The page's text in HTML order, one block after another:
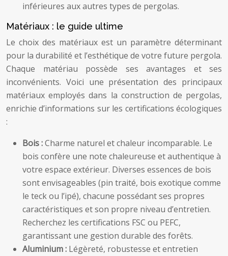
inférieures aux autres types de pergolas.
Matériaux : le guide ultime
Le choix des matériaux est un paramètre déterminant
pour la durabilité et l’esthétique de votre future pergola.
Chaque matériau possède ses avantages et ses
inconvénients. Voici une présentation des principaux
matériaux employés dans la construction de pergolas,
enrichie d’informations sur les certifications écologiques
:
Bois :Charme naturel et chaleur incomparable. Le
bois confère une note chaleureuse et authentique à
votre espace extérieur. Diverses essences de bois
sont envisageables (pin traité, bois exotique comme
le teck ou l’ipé), chacune possédant ses propres
caractéristiques et son propre niveau d’entretien.
Recherchez les certifications FSC ou PEFC,
garantissant une gestion durable des forêts.
Aluminium : Légèreté, robustesse et entretien